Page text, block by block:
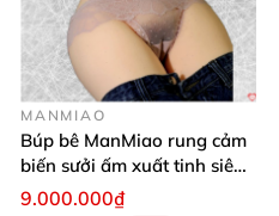
MANMIAO
Búp bê ManMiao rung cảm
biến sưởi ấm xuất tinh siêu
thực trải nghiệm
9.000.000₫